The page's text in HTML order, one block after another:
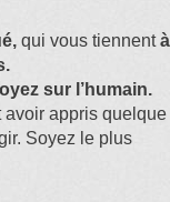
qui vous tiennentà
sur l’humain.
avoir appris quelque
Soyez le plus